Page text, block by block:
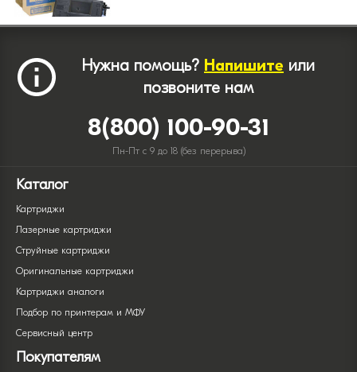
Нужна помощь? Напишите или
позвоните нам
8(800) 100-90-31
Пн-Пт с 9 до 18 (без перерыва)
Каталог
Картриджи
Лазерные картриджи
Струйные картриджи
Оригинальные картриджи
Картриджи аналоги
Подбор по принтерам и МФУ
Сервисный центр
Покупателям